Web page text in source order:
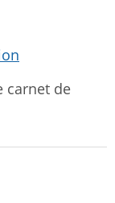
carnet de